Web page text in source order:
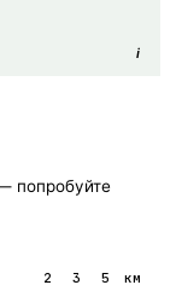
i
попробуйте
2 3 5 км